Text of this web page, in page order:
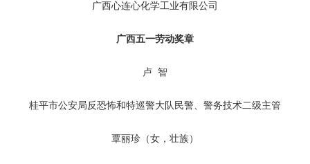
广西心连心化学工业有限公司
广西五一劳动奖章
卢 智
桂平市公安局反恐怖和特巡警大队民警、警务技术二级主管
覃丽珍（女，壮族）